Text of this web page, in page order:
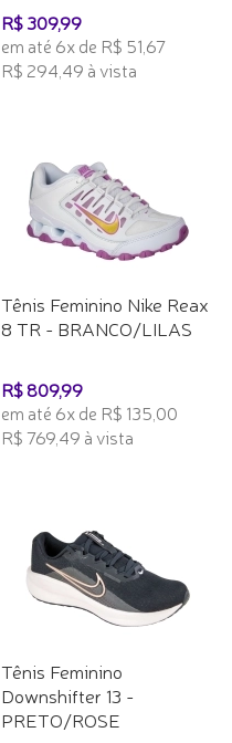
R$ 309,99
em até 6x de R$ 51,67
R$ 294,49 à vista
Tênis Feminino Nike Reax
8 TR - BRANCO/LILAS
R$ 809,99
em até 6x de R$ 135,00
R$ 769,49 à vista
Tênis Feminino
Downshifter 13 -
PRETO/ROSE